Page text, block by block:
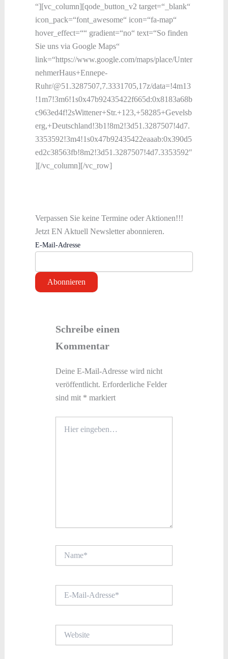
“][vc_column][qode_button_v2 target=“_blank“
icon_pack=“font_awesome“ icon=“fa-map“
hover_effect=““ gradient=“no“ text=“So finden
Sie uns via Google Maps“
link=“https://www.google.com/maps/place/Unter
nehmerHaus+Ennepe-
Ruhr/@51.3287507,7.3331705,17z/data=!4m13
!1m7!3m6!1s0x47b92435422f665d:0x8183a68b
c963ed4f!2sWittener+Str.+123,+58285+Gevelsb
erg,+Deutschland!3b1!8m2!3d51.3287507!4d7.
3353592!3m4!1s0x47b92435422eaaab:0x390d5
ed2c38563fb!8m2!3d51.3287507!4d7.3353592″
][/vc_column][/vc_row]
Verpassen Sie keine Termine oder Aktionen!!!
Jetzt EN Aktuell Newsletter abonnieren.
E-Mail-Adresse
Schreibe einen
Kommentar
Deine E-Mail-Adresse wird nicht
veröffentlicht. Erforderliche Felder
sind mit * markiert
eingeben…
Mail-